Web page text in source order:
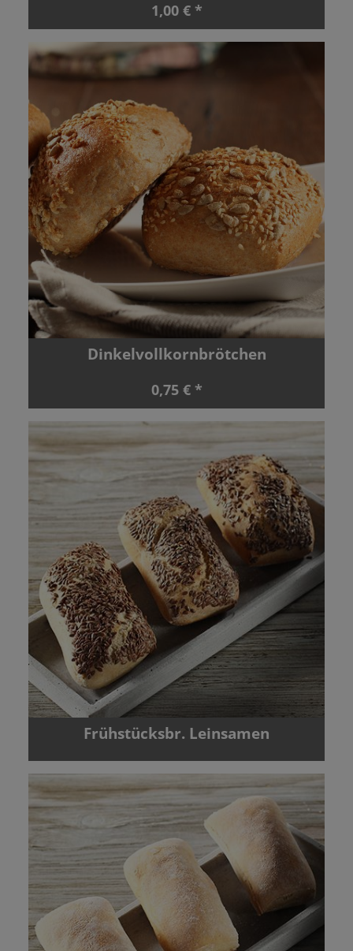
1,00 € *
Dinkelvollkornbrötchen
0,75 € *
Frühstücksbr. Leinsamen